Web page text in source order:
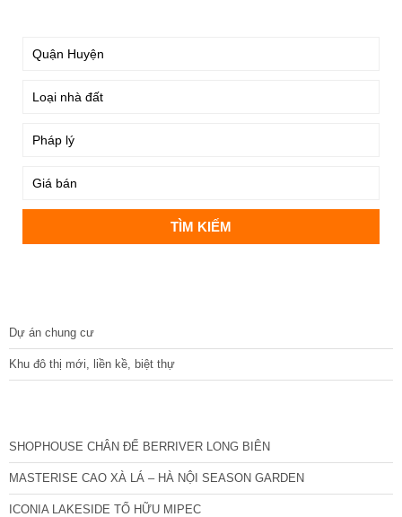
Dự án chung cư
Khu đô thị mới, liền kề, biệt thự
SHOPHOUSE CHÂN ĐẾ BERRIVER LONG BIÊN
MASTERISE CAO XÀ LÁ – HÀ NỘI SEASON GARDEN
ICONIA LAKESIDE TỐ HỮU MIPEC